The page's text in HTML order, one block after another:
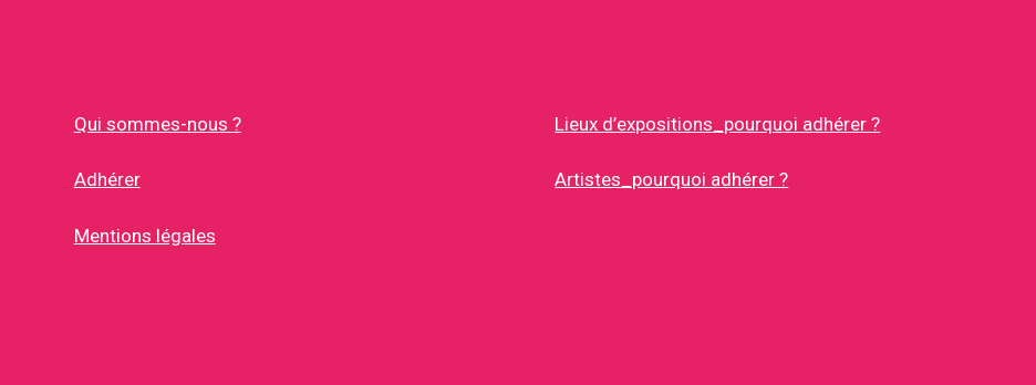
Qui sommes-nous ?
Adhérer
Mentions légales
Lieux d’expositions_pourquoi adhérer ?
Artistes_pourquoi adhérer ?